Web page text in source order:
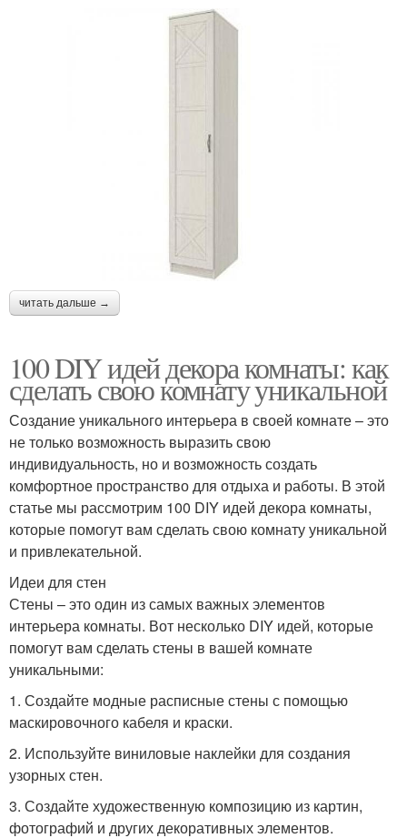
читать дальше →
100 DIY идей декора комнаты: как
сделать свою комнату уникальной
Создание уникального интерьера в своей комнате – это
не только возможность выразить свою
индивидуальность, но и возможность создать
комфортное пространство для отдыха и работы. В этой
статье мы рассмотрим 100 DIY идей декора комнаты,
которые помогут вам сделать свою комнату уникальной
и привлекательной.
Идеи для стен
Стены – это один из самых важных элементов
интерьера комнаты. Вот несколько DIY идей, которые
помогут вам сделать стены в вашей комнате
уникальными:
1. Создайте модные расписные стены с помощью
маскировочного кабеля и краски.
2. Используйте виниловые наклейки для создания
узорных стен.
3. Создайте художественную композицию из картин,
фотографий и других декоративных элементов.